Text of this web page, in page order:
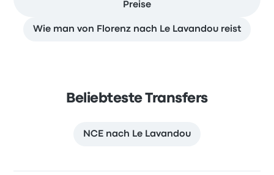
Preise
Wie man von Florenz nach Le Lavandou reist
Beliebteste Transfers
NCE nach Le Lavandou